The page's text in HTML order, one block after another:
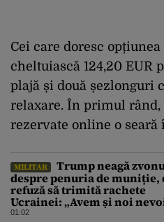
Cei care doresc
cheltuiască 124,20 EUR
plajă și două șezlonguri
relaxare. În primul rând,
rezervate online o seară
MILITAR
Trump neagă
despre penuria de muniție,
refuză să trimită rachete
Ucrainei: „Avem și noi
rachete”
01:02